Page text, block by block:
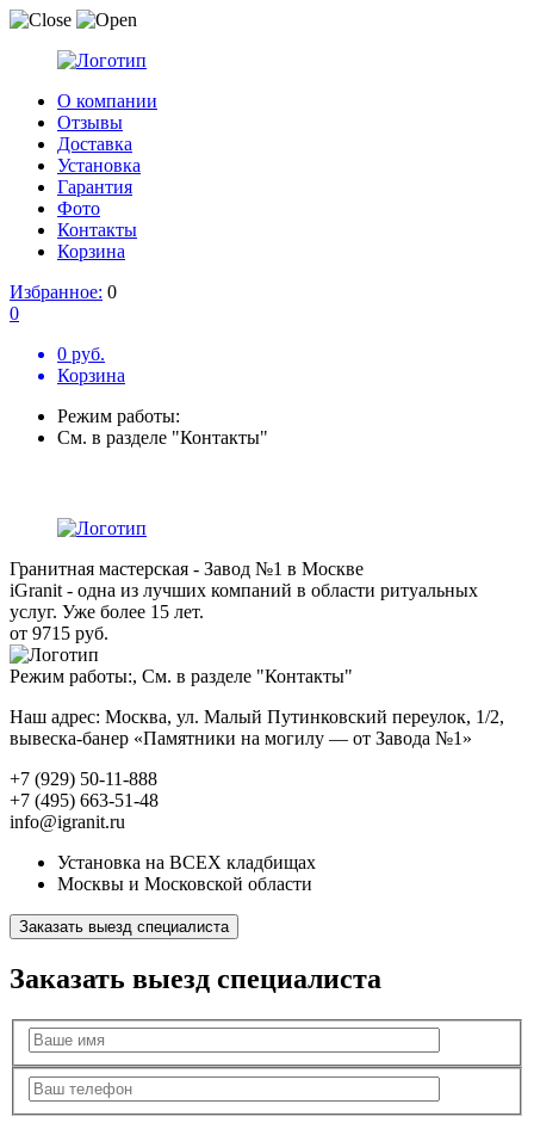
О компании
Отзывы
Доставка
Установка
Гарантия
Фото
Контакты
Корзина
Избранное: 0
0
0 руб.
Корзина
Режим работы:
См. в разделе "Контакты"
Гранитная мастерская - Завод №1 в Москве
iGranit - одна из лучших компаний в области ритуальных
услуг. Уже более 15 лет.
от 9715 руб.
Режим работы:, См. в разделе "Контакты"
Наш адрес: Москва, ул. Малый Путинковский переулок, 1/2,
вывеска-банер «Памятники на могилу — от Завода №1»
+7 (929) 50-11-888
+7 (495) 663-51-48
info@igranit.ru
Установка на ВСЕХ кладбищах
Москвы и Московской области
Заказать выезд специалиста
Заказать выезд специалиста